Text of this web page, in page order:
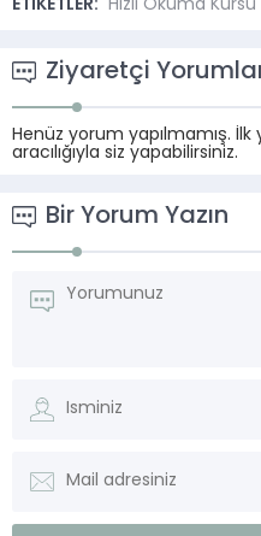
ETİKETLER: Hızlı Okuma Kursu
Ziyaretçi
Henüz yorum yapılmamış.
aracılığıyla siz yapabilirsiniz.
Bir Yorum Yazın